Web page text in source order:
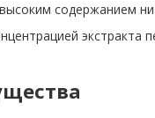
содержанием